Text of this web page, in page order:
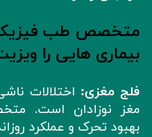
متخصص طب
بیماری هایی را
فلج مغزی: اختلالات
مغز نوزادان است.
بهبود تحرک و عملکرد